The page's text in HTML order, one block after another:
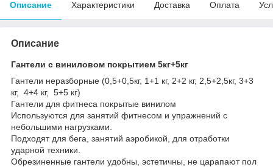
Описание Характеристики Доставка Оплата
Описание
Гантели с виниловом покрытием 5кг+5кг
Гантели неразборные (0,5+0,5кг, 1+1 кг, 2+2 кг, 2,5+2,5кг, 3+3
кг, 4+4 кг, 5+5 кг)
Гантели для фитнеса покрытые винилом
Используются для занятий фитнесом и упражнений с
небольшими нагрузками.
Подходят для бега, занятий аэробикой, для отработки
ударной техники.
Обрезиненные гантели удобны, эстетичны, не царапают пол